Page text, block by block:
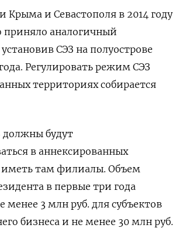
Крыма и Севастополя в 2014 году
приняло аналогичный
СЭЗ на полуострове
Регулировать режим СЭЗ
территориях собирается
должны будут
в аннексированных
иметь там филиалы. Объем
в первые три года
менее 3 млн руб. для субъектов
бизнеса и не менее 30 млн руб.